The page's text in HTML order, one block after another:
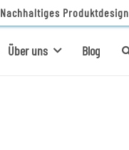
Nachhaltiges Produktdesign
Über uns Blog